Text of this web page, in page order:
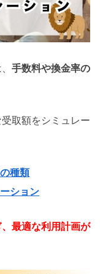
手数料や換金率の
取額をシミュレー
種類
ション
最適な利用計画が